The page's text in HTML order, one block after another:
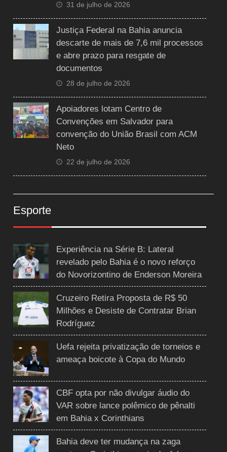
31 de julho de 2026
Justiça Federal na Bahia anuncia
descarte de mais de 7,6 mil processos
e abre prazo para resgate de
documentos
28 de julho de 2026
Apoiadores lotam Centro de
Convenções em Salvador para
convenção do União Brasil com ACM
Neto
22 de julho de 2026
Esporte
Experiência na Série B: Lateral
revelado pelo Bahia é o novo reforço
do Novorizontino de Enderson Moreira
Cruzeiro Retira Proposta de R$ 50
Milhões e Desiste de Contratar Brian
Rodríguez
Uefa rejeita privatização de torneios e
ameaça boicote à Copa do Mundo
CBF opta por não divulgar áudio do
VAR sobre lance polêmico de pênalti
em Bahia x Corinthians
Bahia deve ter mudança na zaga